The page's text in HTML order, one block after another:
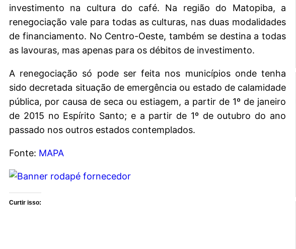
investimento na cultura do café. Na região do Matopiba, a
renegociação vale para todas as culturas, nas duas modalidades
de financiamento. No Centro-Oeste, também se destina a todas
as lavouras, mas apenas para os débitos de investimento.
A renegociação só pode ser feita nos municípios onde tenha
sido decretada situação de emergência ou estado de calamidade
pública, por causa de seca ou estiagem, a partir de 1º de janeiro
de 2015 no Espírito Santo; e a partir de 1º de outubro do ano
passado nos outros estados contemplados.
Fonte: MAPA
Curtir isso: